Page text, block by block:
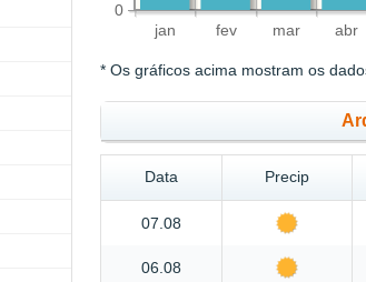
jan fev mar abr
0
* Os gráficos acima mostram os
Data Precip
07.08
06.08